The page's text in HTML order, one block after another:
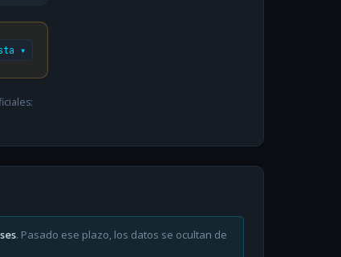
▾
. Pasado ese plazo, los datos se ocultan de